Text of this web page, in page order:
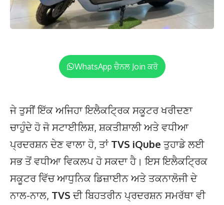
WhatsApp ਚੈਨਲ Join ਕਰੋ
ਜੇ ਤੁਸੀਂ ਇੱਕ ਅਜਿਹਾ ਇਲੈਕਟ੍ਰਿਕ ਸਕੂਟਰ ਖਰੀਦਣਾ
ਚਾਹੁੰਦੇ ਹੋ ਜੋ ਸਟਾਈਲਿਸ਼, ਸ਼ਕਤੀਸ਼ਾਲੀ ਅਤੇ ਵਧੀਆ
ਪ੍ਰਦਰਸ਼ਨ ਦੇਣ ਵਾਲਾ ਹੋ, ਤਾਂTVS iQube ਤੁਹਾਡੇ ਲਈ
ਸਭ ਤੋਂ ਵਧੀਆ ਵਿਕਲਪ ਹੋ ਸਕਦਾ ਹੈ। ਇਸ ਇਲੈਕਟ੍ਰਿਕ
ਸਕੂਟਰ ਵਿੱਚ ਆਧੁਨਿਕ ਡਿਜ਼ਾਈਨ ਅਤੇ ਤਕਨਾਲੋਜੀ ਦੇ
ਨਾਲ-ਨਾਲ, TVSਦੀ ਬਿਹਤਰੀਨ ਪ੍ਰਦਰਸ਼ਨ ਸਮਰੱਥਾ ਵੀ